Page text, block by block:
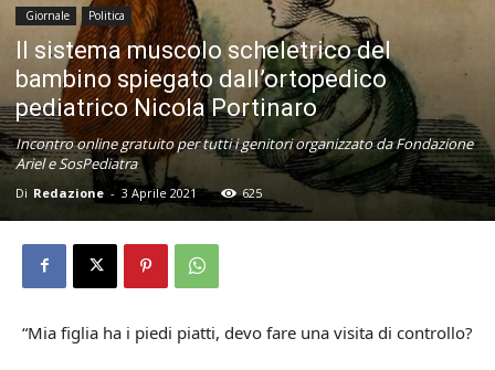
Giornale Politica
Il sistema muscolo scheletrico del
bambino spiegato dall’ortopedico
pediatrico Nicola Portinaro
Incontro online gratuito per tutti i genitori organizzato da Fondazione
Ariel e SosPediatra
Di Redazione - 3 Aprile 2021 625
“Mia figlia ha i piedi piatti, devo fare una visita di controllo?